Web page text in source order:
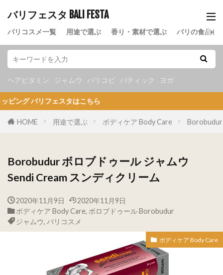
バリフェスタ BALI FESTA
バリコスメ一覧 用途で選ぶ 香り・素材で選ぶ バリの食品
ヘアビタミン ジャムウ バリコピ バティック ヨガ
フェスタはこちら
HOME 用途で選ぶ ボディケア Body Care Borobudur
Borobudur ボロブドゥール ジャムウ
Sendi Cream スンディクリーム
2020年11月9日
2020年11月9日
ボディケア Body Care, ボロブドゥール Borobudur
ジャムウ, バリコスメ
ボディケア Body Care